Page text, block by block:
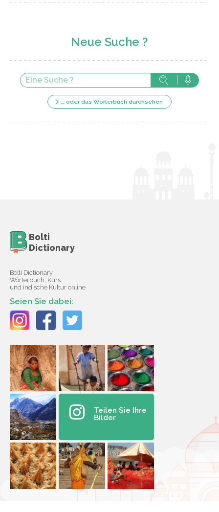
Neue Suche ?
… oder das Wörterbuch durchsehen
Bolti
Dictionary
Bolti Dictionary,
Wörterbuch, Kurs
und indische Kultur online
Seien Sie dabei:
Teilen Sie Ihre
Bilder